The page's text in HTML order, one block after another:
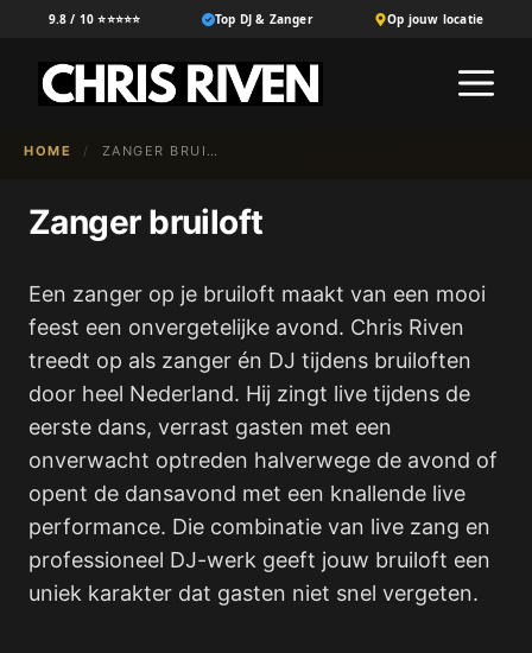
9.8 / 10 ⭐⭐⭐⭐⭐ Top DJ & Zanger Op jouw locatie
HOME / ZANGER BRUILOFT
Zanger bruiloft
Een zanger op je bruiloft maakt van een mooi
feest een onvergetelijke avond. Chris Riven
treedt op als zanger én DJ tijdens bruiloften
door heel Nederland. Hij zingt live tijdens de
eerste dans, verrast gasten met een
onverwacht optreden halverwege de avond of
opent de dansavond met een knallende live
performance. Die combinatie van live zang en
professioneel DJ-werk geeft jouw bruiloft een
uniek karakter dat gasten niet snel vergeten.